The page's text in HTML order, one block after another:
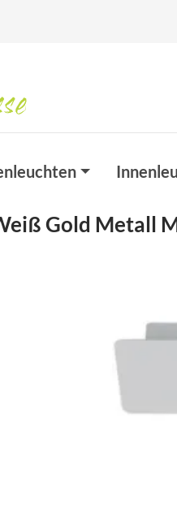
Gold Metall